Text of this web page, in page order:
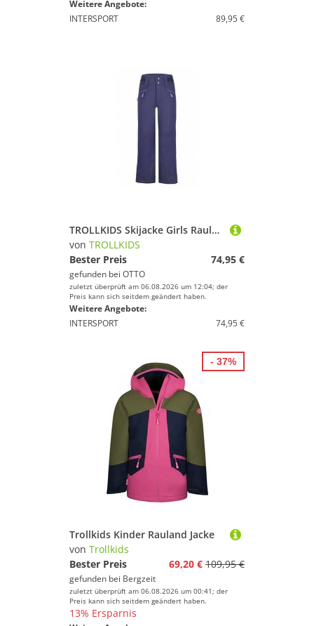
Weitere Angebote:
INTERSPORT
89,95 €
TROLLKIDS Skijacke Girls Rauland Ski Pant
von TROLLKIDS
Bester Preis
74,95 €
gefunden bei OTTO
zuletzt überprüft am 06.08.2026 um 12:04; der
Preis kann sich seitdem geändert haben.
Weitere Angebote:
INTERSPORT
74,95 €
Trollkids Kinder Rauland Jacke
von Trollkids
Bester Preis
69,20 € 109,95 €
gefunden bei Bergzeit
zuletzt überprüft am 06.08.2026 um 00:41; der
Preis kann sich seitdem geändert haben.
13% Ersparnis
- 37%